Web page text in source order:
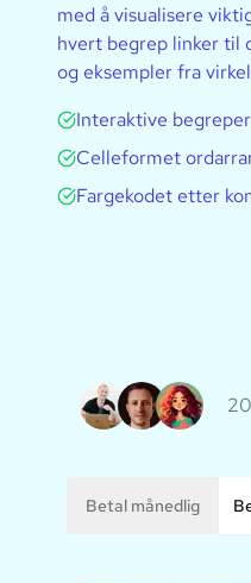
med å visualisere
hvert begrep linker til
og eksempler fra
Interaktive
Celleformet
Fargekodet etter
Betal månedlig